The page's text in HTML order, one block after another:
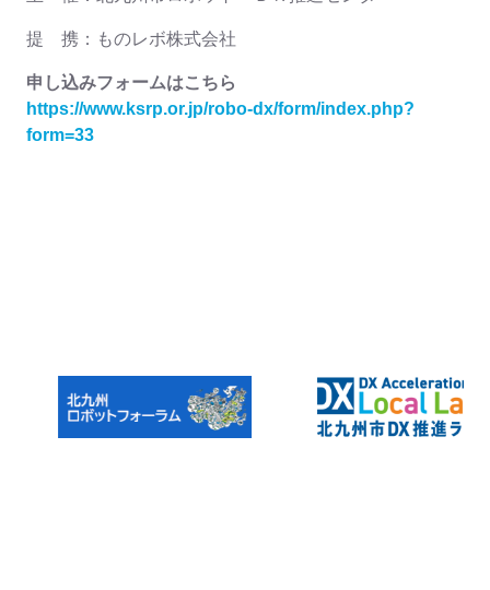
提 携：ものレボ株式会社
申し込みフォームはこちら
https://www.ksrp.or.jp/robo-dx/form/index.php?
form=33